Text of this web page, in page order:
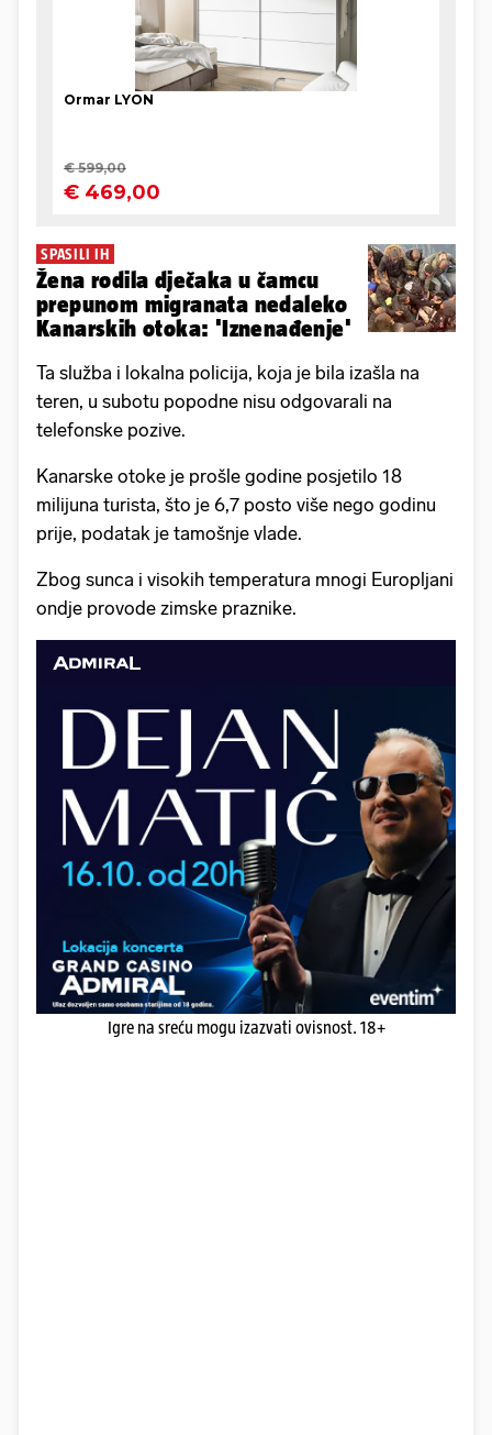
SPASILI IH
Žena rodila dječaka u čamcu
prepunom migranata nedaleko
Kanarskih otoka: 'Iznenađenje'
Ta služba i lokalna policija, koja je bila izašla na
teren, u subotu popodne nisu odgovarali na
telefonske pozive.
Kanarske otoke je prošle godine posjetilo 18
milijuna turista, što je 6,7 posto više nego godinu
prije, podatak je tamošnje vlade.
Zbog sunca i visokih temperatura mnogi Europljani
ondje provode zimske praznike.
Igre na sreću mogu izazvati ovisnost. 18+